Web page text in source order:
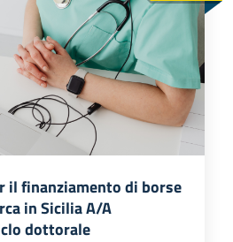
il finanziamento di borse
in Sicilia A/A
dottorale